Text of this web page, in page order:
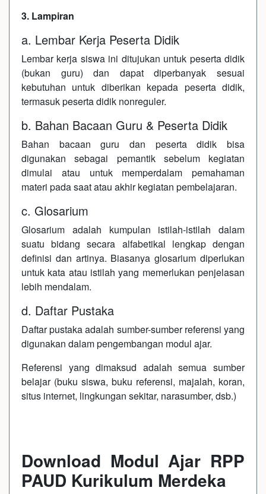
3. Lampiran
a. Lembar Kerja Peserta Didik
Lembar kerja siswa ini ditujukan untuk peserta didik
(bukan guru) dan dapat diperbanyak sesuai
kebutuhan untuk diberikan kepada peserta didik,
termasuk peserta didik nonreguler.
b. Bahan Bacaan Guru & Peserta Didik
Bahan bacaan guru dan peserta didik bisa
digunakan sebagai pemantik sebelum kegiatan
dimulai atau untuk memperdalam pemahaman
materi pada saat atau akhir kegiatan pembelajaran.
c. Glosarium
Glosarium adalah kumpulan istilah-istilah dalam
suatu bidang secara alfabetikal lengkap dengan
definisi dan artinya. Biasanya glosarium diperlukan
untuk kata atau istilah yang memerlukan penjelasan
lebih mendalam.
d. Daftar Pustaka
Daftar pustaka adalah sumber-sumber referensi yang
digunakan dalam pengembangan modul ajar.
Referensi yang dimaksud adalah semua sumber
belajar (buku siswa, buku referensi, majalah, koran,
situs internet, lingkungan sekitar, narasumber, dsb.)
Download Modul Ajar RPP
PAUD Kurikulum Merdeka